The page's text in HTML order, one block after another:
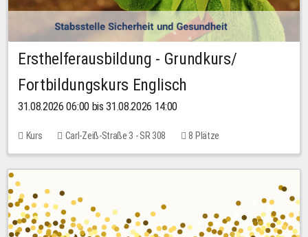
Ersthelferausbildung - Grundkurs/
Fortbildungskurs Englisch
31.08.2026 06:00 bis 31.08.2026 14:00
Kurs Carl-Zeiß-Straße 3 - SR 308 8 Plätze